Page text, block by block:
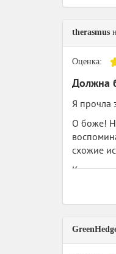
therasmus
Оценка:
Должна
Я прочла
О боже!
схожие
Как это
Почему-
«Код